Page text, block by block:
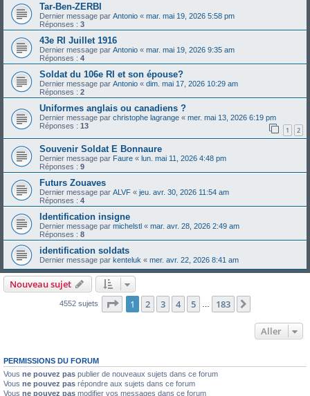
Tar-Ben-ZERBI
Dernier message par Antonio « mar. mai 19, 2026 5:58 pm
Réponses : 3
43e RI Juillet 1916
Dernier message par Antonio « mar. mai 19, 2026 9:35 am
Réponses : 4
Soldat du 106e RI et son épouse?
Dernier message par Antonio « dim. mai 17, 2026 10:29 am
Réponses : 2
Uniformes anglais ou canadiens ?
Dernier message par christophe lagrange « mer. mai 13, 2026 6:19 pm
Réponses : 13 1 2
Souvenir Soldat E Bonnaure
Dernier message par Faure « lun. mai 11, 2026 4:48 pm
Réponses : 9
Futurs Zouaves
Dernier message par ALVF « jeu. avr. 30, 2026 11:54 am
Réponses : 4
Identification insigne
Dernier message par michelstl « mar. avr. 28, 2026 2:49 am
Réponses : 8
identification soldats
Dernier message par kenteluk « mer. avr. 22, 2026 8:41 am
Nouveau sujet
4552 sujets Page 1sur183
1 2 3 4 5 183
Aller
PERMISSIONS DU FORUM
Vous ne pouvez pas publier de nouveaux sujets dans ce forum
Vous ne pouvez pas répondre aux sujets dans ce forum
Vous ne pouvez pas modifier vos messages dans ce forum